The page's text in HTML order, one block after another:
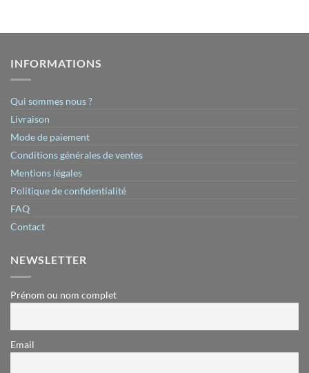
INFORMATIONS
Qui sommes nous ?
Livraison
Mode de paiement
Conditions générales de ventes
Mentions légales
Politique de confidentialité
FAQ
Contact
NEWSLETTER
Prénom ou nom complet
Email